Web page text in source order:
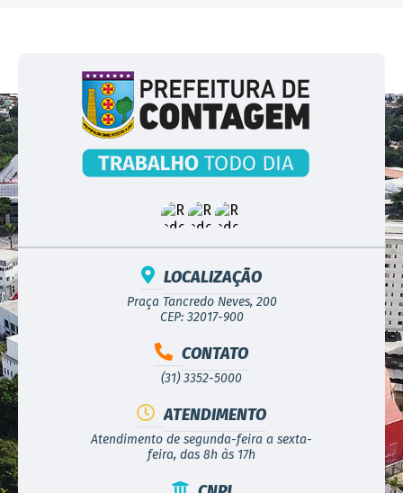
LOCALIZAÇÃO
Praça Tancredo Neves, 200
CEP: 32017-900
CONTATO
(31) 3352-5000
ATENDIMENTO
Atendimento de segunda-feira a sexta-
feira, das 8h às 17h